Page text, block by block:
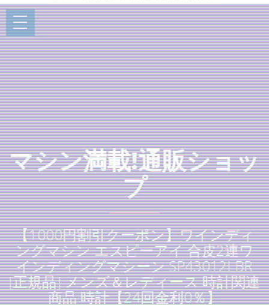
マシン満載!通販ショッ
プ
【1000円割引クーポン】ワインディ
ングマシン エスピーアイ 合皮2連ワ
インディングマシーン SP43012LBR
[正規品] メンズ＆レディース 時計関連
商品 時計【24回金利0％】